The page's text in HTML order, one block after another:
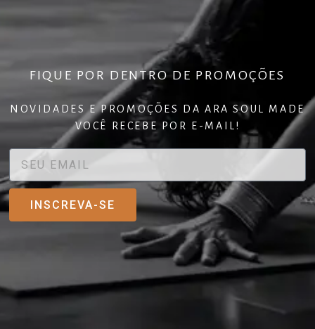
FIQUE POR DENTRO DE PROMOÇÕES
NOVIDADES E PROMOÇÕES DA ARA SOUL MADE
VOCÊ RECEBE POR E-MAIL!
INSCREVA-SE